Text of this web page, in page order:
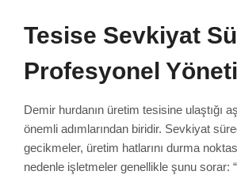
Tesise Sevkiyat
Profesyonel
Demir hurdanın üretim tesisine ulaştığı
önemli adımlarından biridir. Sevkiyat
gecikmeler, üretim hatlarını durma
nedenle işletmeler genellikle şunu sorar: